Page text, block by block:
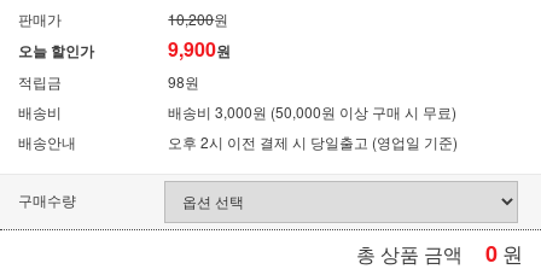
판매가
10,200원
오늘 할인가 9,900원
적립금
98원
배송비
배송비 3,000원 (50,000원 이상 구매 시 무료)
배송안내
오후 2시 이전 결제 시 당일출고 (영업일 기준)
구매수량
총 상품 금액 0 원